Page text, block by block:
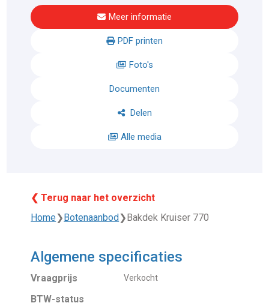
Meer informatie
PDF printen
Foto's
Documenten
Delen
Alle media
❮ Terug naar het overzicht
Home❯ Botenaanbod ❯ Bakdek Kruiser 770
Algemene specificaties
Vraagprijs Verkocht
BTW-status